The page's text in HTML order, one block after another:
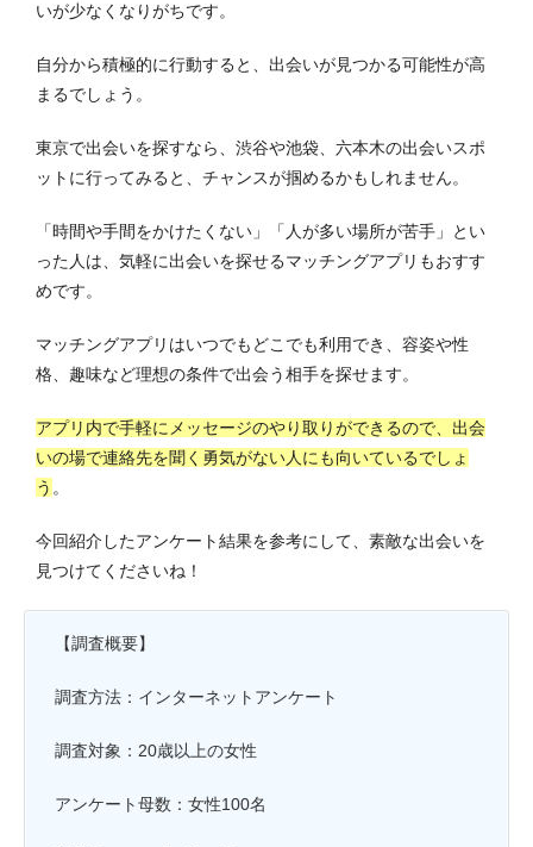
いが少なくなりがちです。
自分から積極的に行動すると、出会いが見つかる可能性が高
まるでしょう。
東京で出会いを探すなら、渋谷や池袋、六本木の出会いスポ
ットに行ってみると、チャンスが掴めるかもしれません。
「時間や手間をかけたくない」「人が多い場所が苦手」とい
った人は、気軽に出会いを探せるマッチングアプリもおすす
めです。
マッチングアプリはいつでもどこでも利用でき、容姿や性
格、趣味など理想の条件で出会う相手を探せます。
アプリ内で手軽にメッセージのやり取りができるので、出会
いの場で連絡先を聞く勇気がない人にも向いているでしょ
う 。
今回紹介したアンケート結果を参考にして、素敵な出会いを
見つけてくださいね！
【調査概要】
調査方法：インターネットアンケート
調査対象：20歳以上の女性
アンケート母数：女性100名